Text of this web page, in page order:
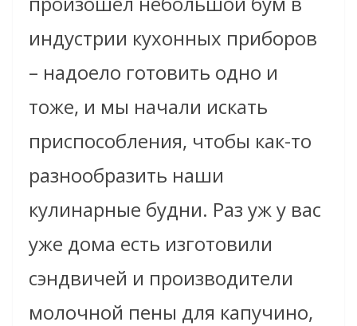
индустрии кухонных приборов
– надоело готовить одно и
тоже, и мы начали искать
приспособления, чтобы как-то
разнообразить наши
кулинарные будни. Раз уж у вас
уже дома есть изготовили
сэндвичей и производители
молочной пены для капучино,